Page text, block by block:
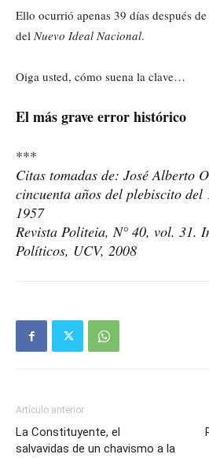
Ello ocurrió apenas 39 días después
del Nuevo Ideal Nacional.
Oiga usted, cómo suena la clave…
El más grave error histórico
***
Citas tomadas de: José Alberto
cincuenta años del plebiscito del
1957
Revista Politeia, N° 40, vol. 31.
Políticos, UCV, 2008
Artículo anterior
La Constituyente, el
salvavidas de un chavismo a la